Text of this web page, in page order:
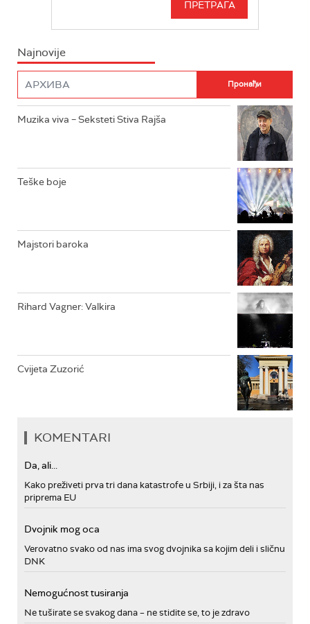
RADIO ROKENROLER
RADIO DŽEZER
INFO
Najnovije
Muzika viva – Seksteti Stiva Rajša
Teške boje
Majstori baroka
Rihard Vagner: Valkira
Cvijeta Zuzorić
KOMENTARI
Da, ali...
Kako preživeti prva tri dana katastrofe u Srbiji, i za šta nas
priprema EU
Dvojnik mog oca
Verovatno svako od nas ima svog dvojnika sa kojim deli i sličnu
DNK
Nemogućnost tusiranja
Ne tuširate se svakog dana – ne stidite se, to je zdravo